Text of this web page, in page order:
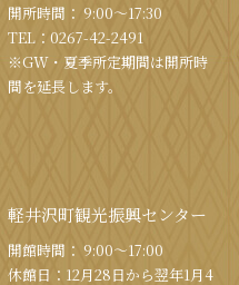
開所時間： 9:00〜17:30
TEL： 0267-42-2491
※GW・夏季所定期間は開所時
間を延⻑します。
軽井沢町観光振興センター
開館時間： 9:00〜17:00
休館⽇：12⽉28⽇から翌年1⽉4